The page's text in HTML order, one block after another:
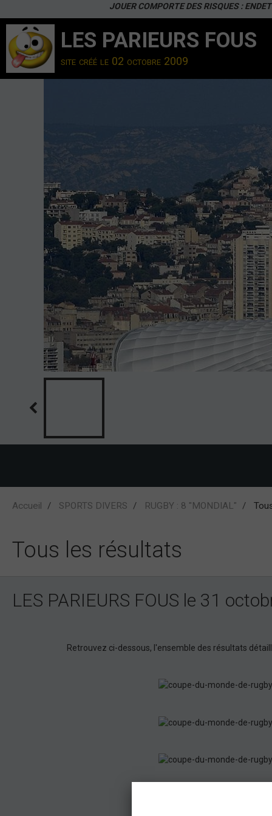
JOUER COMPORTE DES RISQUES :
LES PARIEURS FOUS
site créé le 02 octobre 2009
Accueil SPORTS DIVERS RUGBY : 8 "MONDIAL"
Tous les résultats
LES PARIEURS FOUS le 31
Retrouvez ci-dessous, l'ensemble des résultats